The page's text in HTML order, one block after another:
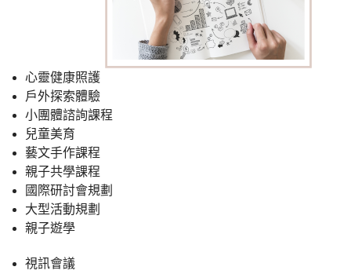
心靈健康照護
戶外探索體驗
小團體諮詢課程
兒童美育
藝文手作課程
親子共學課程
國際研討會規劃
大型活動規劃
親子遊學
視訊會議